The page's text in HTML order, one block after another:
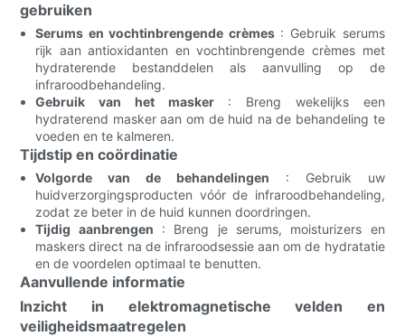
gebruiken
Serums en vochtinbrengende crèmes: Gebruik serums
rijk aan antioxidanten en vochtinbrengende crèmes met
hydraterende bestanddelen als aanvulling op de
infraroodbehandeling.
Gebruik van het masker: Breng wekelijks een
hydraterend masker aan om de huid na de behandeling te
voeden en te kalmeren.
Tijdstip en coördinatie
Volgorde van de behandelingen : Gebruik uw
huidverzorgingsproducten vóór de infraroodbehandeling,
zodat ze beter in de huid kunnen doordringen.
Tijdig aanbrengen : Breng je serums, moisturizers en
maskers direct na de infraroodsessie aan om de hydratatie
en de voordelen optimaal te benutten.
Aanvullende informatie
Inzicht in elektromagnetische velden en
veiligheidsmaatregelen